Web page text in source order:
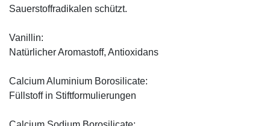
Sauerstoffradikalen schützt.
Vanillin:
Natürlicher Aromastoff, Antioxidans
Calcium Aluminium Borosilicate:
Füllstoff in Stiftformulierungen